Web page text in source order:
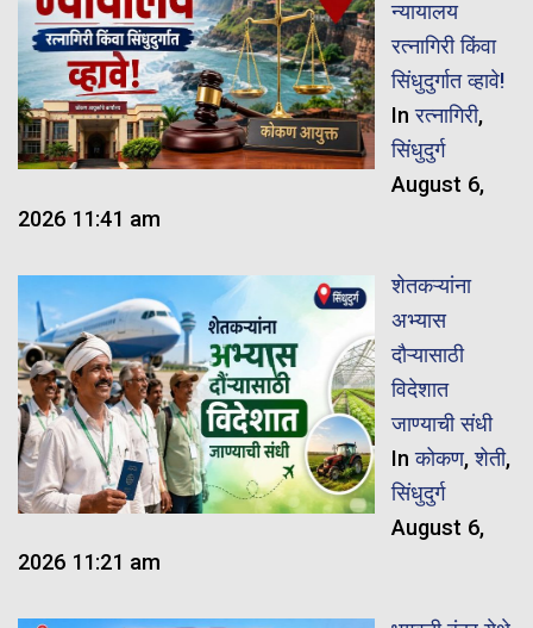
न्यायालय
रत्नागिरी किंवा
सिंधुदुर्गात व्हावे!
Inरत्नागिरी,
सिंधुदुर्ग
August 6,
2026 11:41 am
शेतकऱ्यांना
अभ्यास
दौऱ्यासाठी
विदेशात
जाण्याची संधी
Inकोकण,शेती,
सिंधुदुर्ग
August 6,
2026 11:21 am